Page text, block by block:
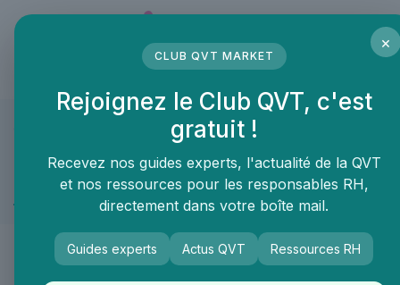
Securité et sureté
Securité et sureté ≫ Nettoyage de locaux
Désinfection
🙌
×
CLUB QVT MARKET
Rejoignez le Club QVT, c'est
gratuit !
Recevez nos guides experts, l'actualité de la QVT
et nos ressources pour les responsables RH,
directement dans votre boîte mail.
Guides experts Actus QVT Ressources RH
Panneau de gestion des cookies